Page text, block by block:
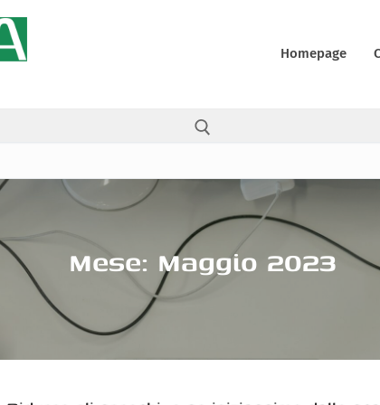
Homepage
Mese: Maggio 2023